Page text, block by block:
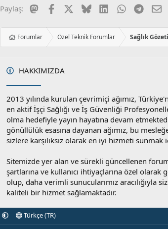
Paylaş: MastodonFacebook BlueskyLinkedInWhatsApp
Forumlar Özel Teknik Forumlar Sağlık
HAKKIMIZDA
2013 yılında kurulan çevrimiçi ağımız,
en aktif İşçi Sağlığı ve İş Güvenliği
olma hedefiyle yayın hayatına devam
gönüllülük esasına dayanan ağımız, bu
sizlere karşılıksız olarak en iyi hizmeti sunmak
Sitemizde yer alan ve sürekli güncellenen
şartlarına ve kullanıcı ihtiyaçlarına özel olarak
olup, daha verimli sunucularımız aracılığıyla
kaliteli bir hizmet sağlamaktadır.
Türkçe (TR)